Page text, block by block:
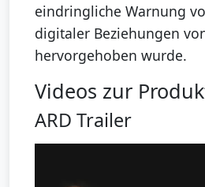
eindringliche Warnung
digitaler Beziehungen
hervorgehoben wurde.
Videos zur
ARD Trailer